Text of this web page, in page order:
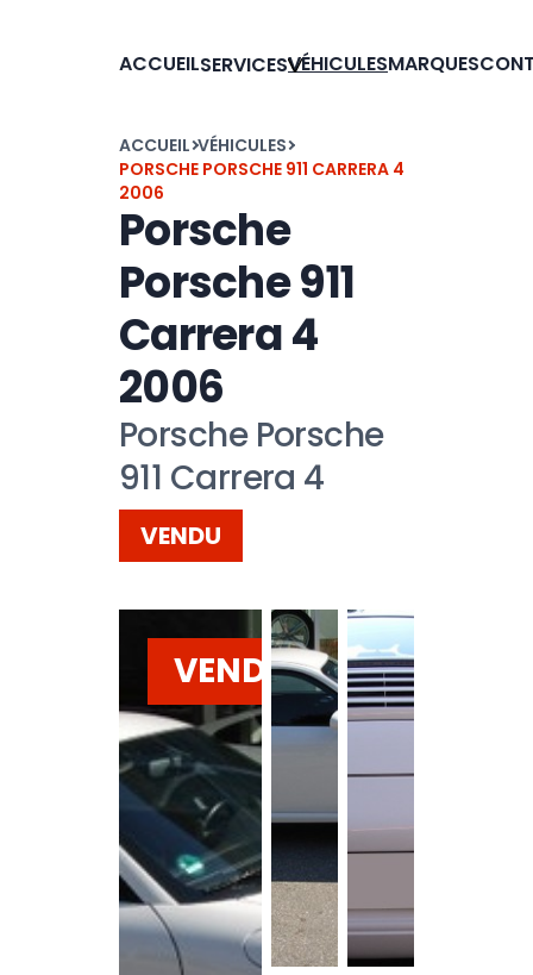
ACCUEILSERVICESVÉHICULESMARQUES
ACCUEIL VÉHICULES
PORSCHE PORSCHE 911 CARRERA 4
2006
Porsche
Porsche 911
Carrera 4
2006
Porsche Porsche
911 Carrera 4
VENDU
VENDU